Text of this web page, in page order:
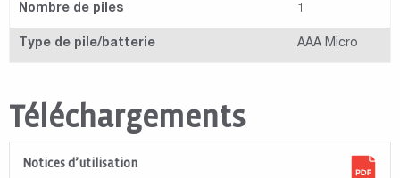
Nombre de piles 1
Type de pile/batterie AAA Micro
Téléchargements
Notices d’utilisation